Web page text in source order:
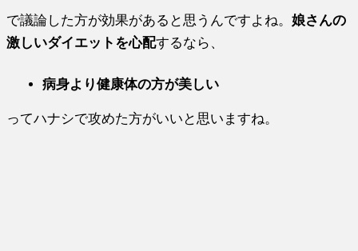
で議論した方が効果があると思うんですよね。娘さんの
激しいダイエットを心配するなら、
病身より健康体の方が美しい
ってハナシで攻めた方がいいと思いますね。